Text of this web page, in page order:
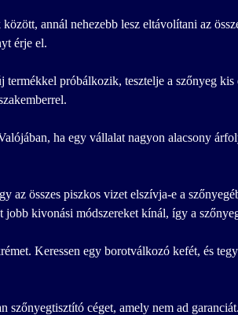
annál nehezebb lesz eltávolítani az
érje el.
próbálkozik, tesztelje a szőnyeg
ha egy vállalat nagyon alacsony
az összes piszkos vizet elszívja-e a
kivonási módszereket kínál, így a
Keressen egy borotválkozó kefét, és
céget, amely nem ad